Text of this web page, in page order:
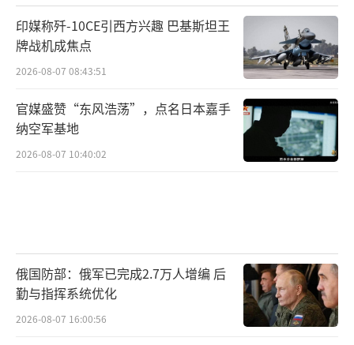
印媒称歼-10CE引西方兴趣 巴基斯坦王
牌战机成焦点
2026-08-07 08:43:51
官媒盛赞“东风浩荡”，点名日本嘉手
纳空军基地
2026-08-07 10:40:02
俄国防部：俄军已完成2.7万人增编 后
勤与指挥系统优化
2026-08-07 16:00:56